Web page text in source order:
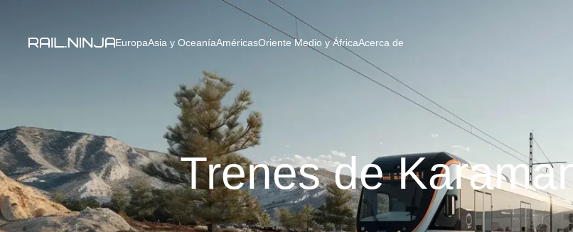
EuropaAsia y OceaníaAméricasOriente Medio y ÁfricaAcerca de
Trenes de